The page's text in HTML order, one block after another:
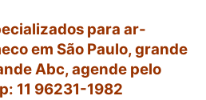
para ar-
em São Paulo, grande
Abc, agende pelo
11 96231-1982